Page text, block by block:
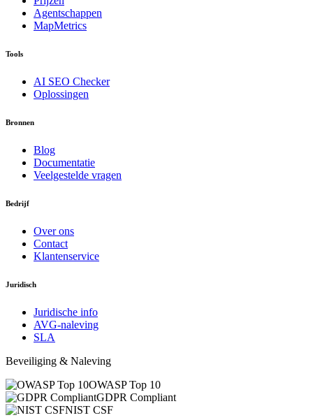
Agentschappen
MapMetrics
Tools
AI SEO Checker
Oplossingen
Bronnen
Blog
Documentatie
Veelgestelde vragen
Bedrijf
Over ons
Contact
Klantenservice
Juridisch
Juridische info
AVG-naleving
SLA
Beveiliging & Naleving
OWASP Top 10
GDPR Compliant
NIST CSF